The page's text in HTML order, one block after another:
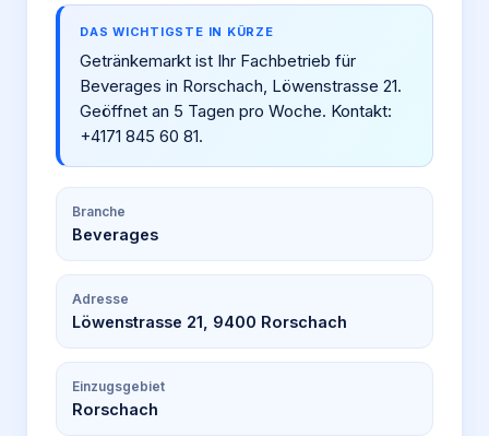
DAS WICHTIGSTE IN KÜRZE
Getränkemarkt ist Ihr Fachbetrieb für
Beverages in Rorschach, Löwenstrasse 21.
Geöffnet an 5 Tagen pro Woche. Kontakt:
+4171 845 60 81.
Branche
Beverages
Adresse
Löwenstrasse 21, 9400 Rorschach
Einzugsgebiet
Rorschach